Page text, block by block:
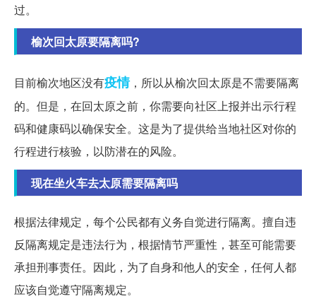
过。
榆次回太原要隔离吗?
目前榆次地区没有疫情，所以从榆次回太原是不需要隔离
的。但是，在回太原之前，你需要向社区上报并出示行程
码和健康码以确保安全。这是为了提供给当地社区对你的
行程进行核验，以防潜在的风险。
现在坐火车去太原需要隔离吗
根据法律规定，每个公民都有义务自觉进行隔离。擅自违
反隔离规定是违法行为，根据情节严重性，甚至可能需要
承担刑事责任。因此，为了自身和他人的安全，任何人都
应该自觉遵守隔离规定。